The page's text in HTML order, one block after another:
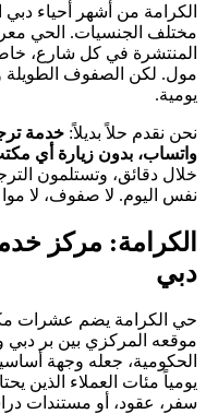
الكرامة من أشهر أحياء دبي
مختلف الجنسيات. الحي
المنتشرة في كل شارع،
مول. لكن الصفوف
يومية.
نحن نقدم حلاً بديلاً: خدمة
واتساب، بدون زيارة أي
خلال دقائق، وتستلمون
نفس اليوم. لا صفوف، لا
الكرامة: مركز
دبي
حي الكرامة يضم عشرات
موقعه المركزي بين بر دبي
الحكومية، جعله وجهة
يومياً مئات العملاء الذين
سفر، عقود، أو مستندات